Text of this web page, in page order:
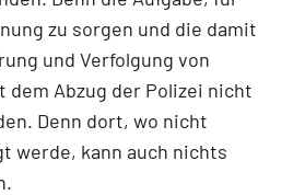
zu sorgen und die damit
und Verfolgung von
Abzug der Polizei nicht
Denn dort, wo nicht
werde, kann auch nichts